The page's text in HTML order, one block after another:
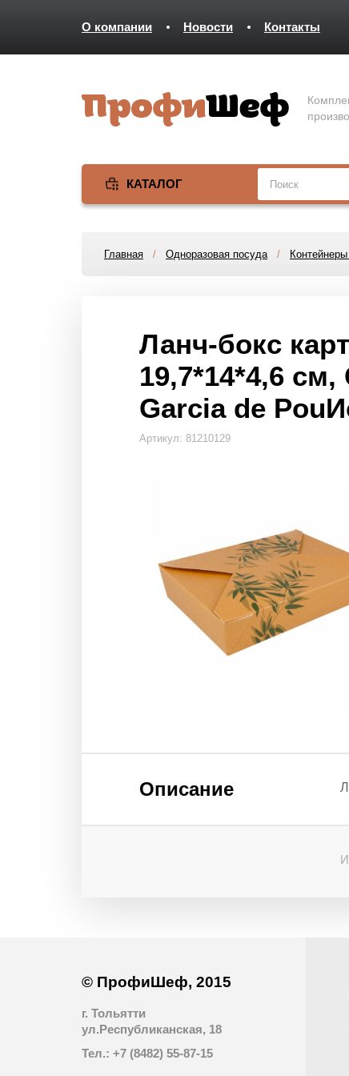
О компании Новости Контакты
КАТАЛОГ
Главная / Одноразовая посуда/
Ланч-бокс
19,7*14*4,6
Garcia de
Артикул: 81210129
Описание
© ПрофиШеф, 2015
г. Тольятти
ул.Республиканская, 18
Тел.: +7 (8482) 55-87-15